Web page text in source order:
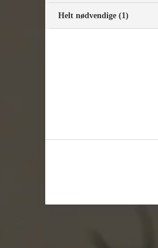
Helt nødvendige (1)